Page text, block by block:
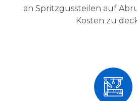
an Spritzgussteilen auf
Kosten zu